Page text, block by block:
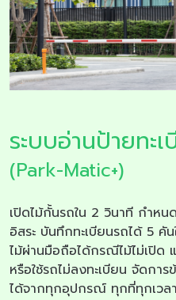
ระบบอ่านป้ายทะ
(Park-Matic+)
เปิดไม้กั้นรถใน 2 วินาที กำหน
อิสระ บันทึกทะเบียนรถได้ 5 คั
ไม้ผ่านมือถือได้กรณีไม้ไม่เปิด
หรือใช้รถไม่ลงทะเบียน จัดกา
ได้จากทุกอุปกรณ์ ทุกที่ทุกเวลา